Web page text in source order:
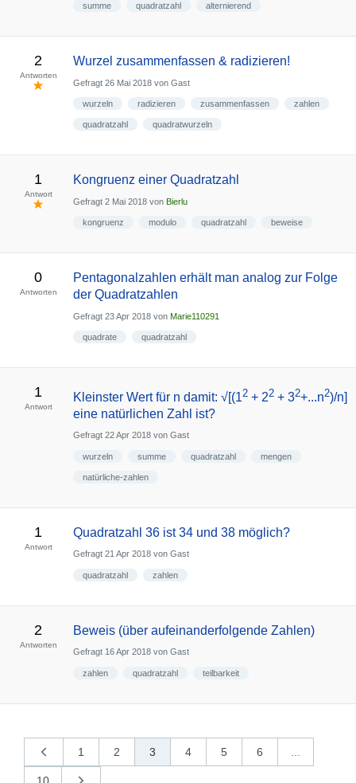
summe quadratzahl alternierend
2
Antworten
Wurzel zusammenfassen & radizieren!
Gefragt 26 Mai 2018 von Gast
wurzeln radizieren zusammenfassen zahlen
quadratzahl quadratwurzeln
1
Antwort
Kongruenz einer Quadratzahl
Gefragt 2 Mai 2018 von Bierlu
kongruenz modulo quadratzahl beweise
0
Antworten
Pentagonalzahlen erhält man analog zur Folge
der Quadratzahlen
Gefragt 23 Apr 2018 von Marie110291
quadrate quadratzahl
1
Antwort
Kleinster Wert für n damit: √[(12+ 22+ 32+...n2)/n]
eine natürlichen Zahl ist?
Gefragt 22 Apr 2018 von Gast
wurzeln summe quadratzahl mengen
natürliche-zahlen
1
Antwort
Quadratzahl 36 ist 34 und 38 möglich?
Gefragt 21 Apr 2018 von Gast
quadratzahl zahlen
2
Antworten
Beweis (über aufeinanderfolgende Zahlen)
Gefragt 16 Apr 2018 von Gast
zahlen quadratzahl teilbarkeit
1 2 3 4 5 6
10